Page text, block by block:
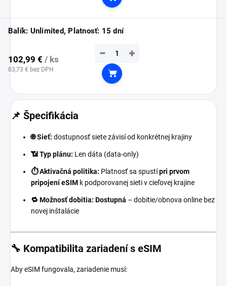
Do košíka
Balík: Unlimited, Platnosť: 15 dní
102,99 € / ks
83,73 € bez DPH
+
−
Do košíka
📌 Špecifikácia
🌐 Sieť: dostupnosť siete závisí od konkrétnej krajiny
📶 Typ plánu: Len dáta (data-only)
⏱️ Aktivačná politika: Platnosť sa spustípri prvom
pripojení eSIM k podporovanej sieti v cieľovej krajine
🔁 Možnosť dobitia: Dostupná – dobitie/obnova online bez
novej inštalácie
🔧 Kompatibilita zariadení s eSIM
Aby eSIM fungovala, zariadenie musí: